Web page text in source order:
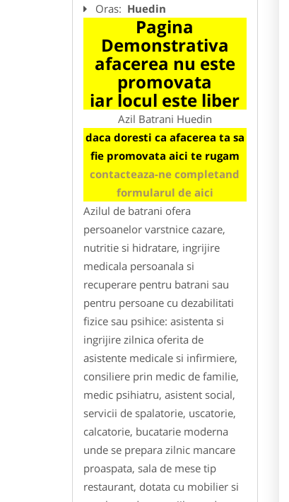
Oras: Huedin
Pagina
Demonstrativa
afacerea nu este
promovata
iar locul este liber
Azil Batrani Huedin
daca doresti ca afacerea ta sa
fie promovata aici te rugam
contacteaza-ne completand
formularul de aici
Azilul de batrani ofera
persoanelor varstnice cazare,
nutritie si hidratare, ingrijire
medicala persoanala si
recuperare pentru batrani sau
pentru persoane cu dezabilitati
fizice sau psihice: asistenta si
ingrijire zilnica oferita de
asistente medicale si infirmiere,
consiliere prin medic de familie,
medic psihiatru, asistent social,
servicii de spalatorie, uscatorie,
calcatorie, bucatarie moderna
unde se prepara zilnic mancare
proaspata, sala de mese tip
restaurant, dotata cu mobilier si